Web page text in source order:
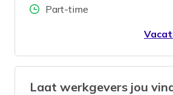
Aantal uren
Part-time
Laat werkgevers jou